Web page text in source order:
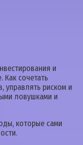
и
Как сочетать
управлять риском и
ловушками и
которые сами